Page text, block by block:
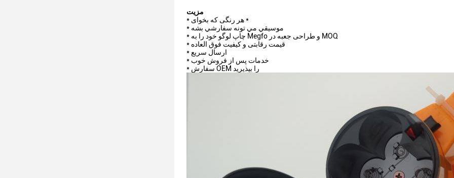
مزیت
* هر رنگی که بخوای *
* موسيقي مي تونه سفارشي بشه
* چاپ لوگو خود را به Megfo و طراحی جعبه در MOQ
* قیمت رقابتی و کیفیت فوق العاده
* ارسال سریع
* خدمات پس از فروش خوب
* سفارش OEM را بپذیرید